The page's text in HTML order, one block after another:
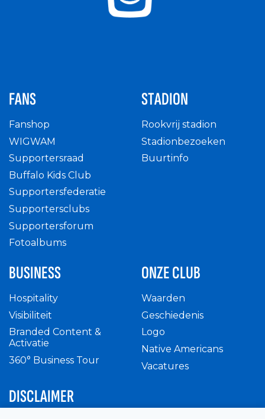
FANS
Fanshop
WIGWAM
Supportersraad
Buffalo Kids Club
Supportersfederatie
Supportersclubs
Supportersforum
Fotoalbums
STADION
Rookvrij stadion
Stadionbezoeken
Buurtinfo
BUSINESS
Hospitality
Visibiliteit
Branded Content &
Activatie
360° Business Tour
ONZE CLUB
Waarden
Geschiedenis
Logo
Native Americans
Vacatures
DISCLAIMER